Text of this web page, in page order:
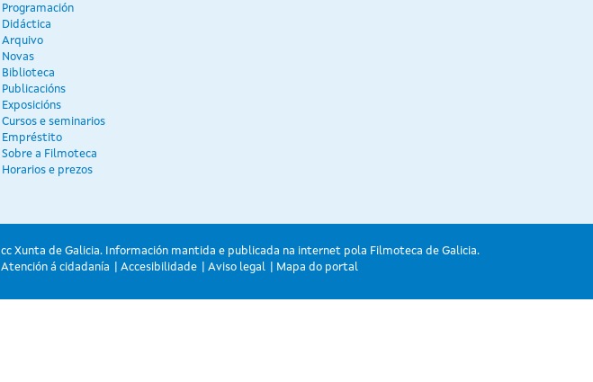
Programación
Didáctica
Arquivo
Novas
Biblioteca
Publicacións
Exposicións
Cursos e seminarios
Empréstito
Sobre a Filmoteca
Horarios e prezos
cc Xunta de Galicia. Información mantida e publicada na internet pola Filmoteca de Galicia.
Atención á cidadanía
Accesibilidade Aviso legal Mapa do portal